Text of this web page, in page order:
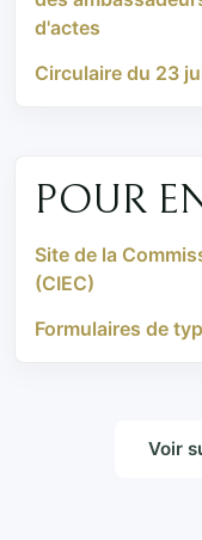
d'actes
Circulaire du 23
POUR
Site de la
(CIEC)
Formulaires de
Voir